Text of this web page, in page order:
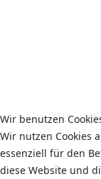
Wir benutzen
Wir nutzen Cookies
essenziell für den
diese Website und